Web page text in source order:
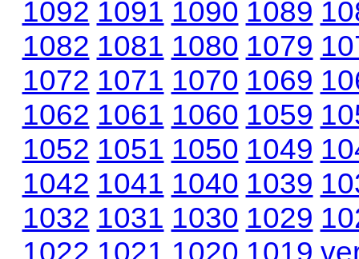
1092 1091 1090 1089
1082 1081 1080 1079
1072 1071 1070 1069
1062 1061 1060 1059
1052 1051 1050 1049
1042 1041 1040 1039
1032 1031 1030 1029
1022 1021 1020 1019